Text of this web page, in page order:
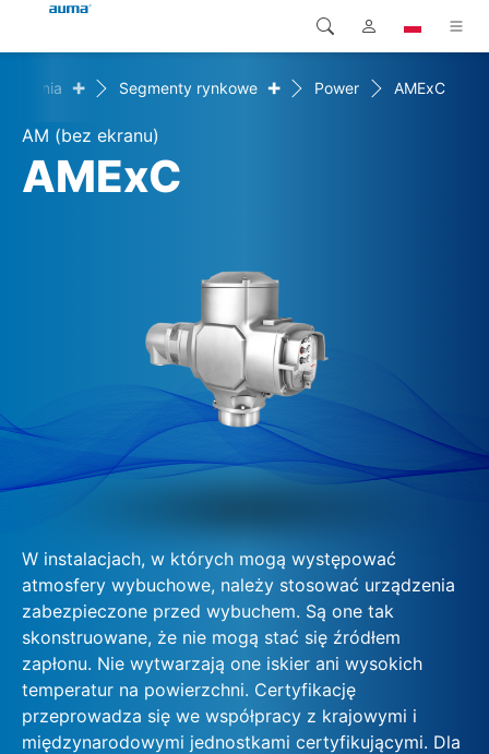
Produkty
Rozwiązania
Przedsiębiorstwo
Global
Europa
Ameryka Północna
Wyszukaj
+ Segmenty rynkowe + Power AMExC
AM (bez ekranu)
AMExC
W instalacjach, w których mogą występować
atmosfery wybuchowe, należy stosować urządzenia
zabezpieczone przed wybuchem. Są one tak
skonstruowane, że nie mogą stać się źródłem
zapłonu. Nie wytwarzają one iskier ani wysokich
temperatur na powierzchni. Certyfikację
przeprowadza się we współpracy z krajowymi i
międzynarodowymi jednostkami certyfikującymi. Dla